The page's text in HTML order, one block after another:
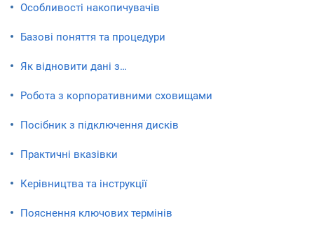
Особливості накопичувачів
Базові поняття та процедури
Як відновити дані з…
Робота з корпоративними сховищами
Посібник з підключення дисків
Практичні вказівки
Керівництва та інструкції
Пояснення ключових термінів